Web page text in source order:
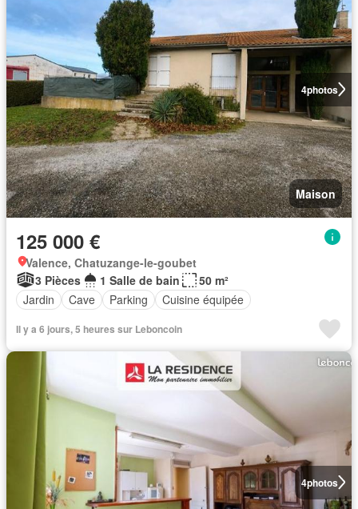
4photos
Maison
125 000 €
Valence, Chatuzange-le-goubet
3 Pièces
1 Salle de bain
50 m²
Jardin
Cave Parking Cuisine équipée
Il y a 6 jours, 5 heures sur Leboncoin
4photos